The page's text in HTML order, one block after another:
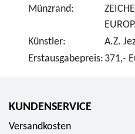
Münzrand:
Künstler:
A.Z.
Erstausgabepreis: 371,-
KUNDENSERVICE
Versandkosten